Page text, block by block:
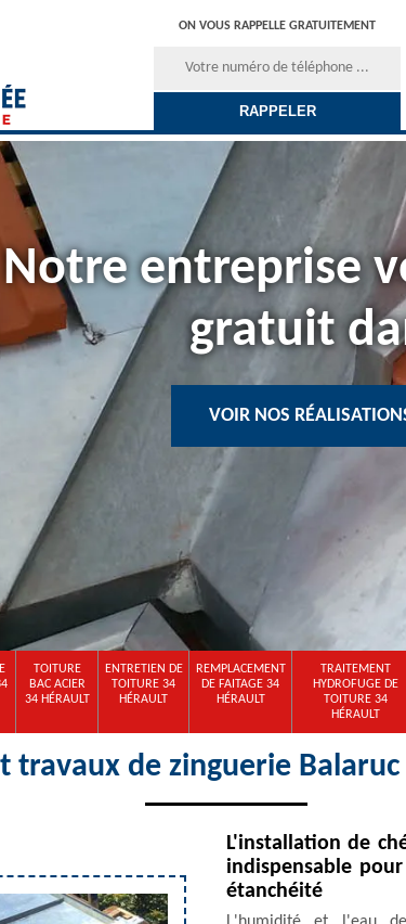
ON VOUS RAPPELLE GRATUITEMENT
Notre entreprise
gratuit
VOIR NOS
TOITURE
BAC ACIER
34 HÉRAULT
ENTRETIEN DE
TOITURE 34
HÉRAULT
REMPLACEMENT
DE FAITAGE 34
HÉRAULT
TRAITEMENT
HYDROFUGE DE
TOITURE 34
HÉRAULT
travaux de zinguerie Balaruc
L'installation de
indispensable
étanchéité